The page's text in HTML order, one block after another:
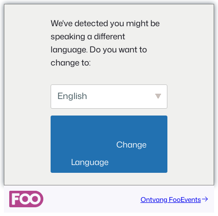
We've detected you might be
speaking a different
language. Do you want to
change to:
English
Language
Ontvang FooEvents